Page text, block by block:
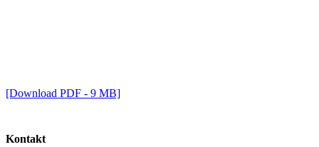
[Download PDF - 9 MB]
Kontakt